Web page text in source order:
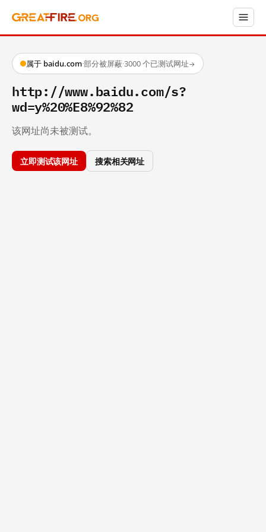
属于 baidu.com·部分被屏蔽·3000 个已测试网址→
http://www.baidu.com/s?
wd=y%20%E8%92%82
该网址尚未被测试。
立即测试该网址 搜索相关网址